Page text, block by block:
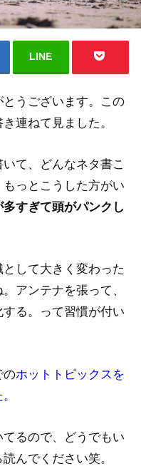
LINE
うございます。この
連ねて見ました。
て、どんなネタ書こ
っとこうした方がい
すぎて頭がパンクし
して大きく変わった
アンテナを張って、
る。って習慣が付い
のホットトピックスを
るので、どうでもい
んでください笑。